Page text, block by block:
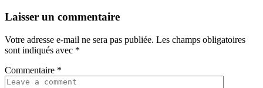
Laisser un commentaire
Votre adresse e-mail ne sera pas publiée. Les champs obligatoires
sont indiqués avec *
Commentaire *